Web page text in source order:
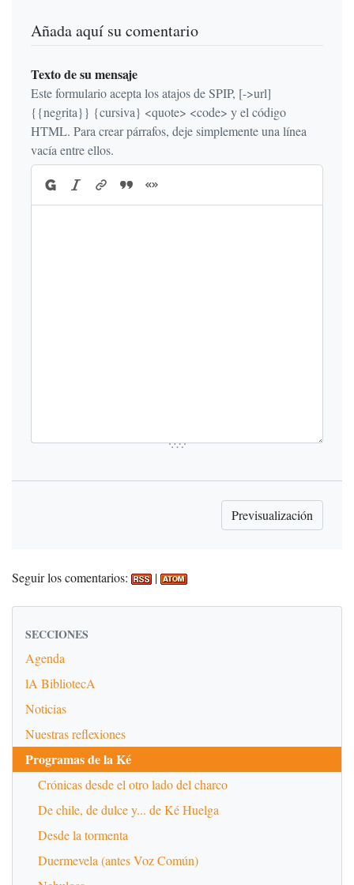
Añada aquí su comentario
Texto de su mensaje
Este formulario acepta los atajos de SPIP, [->url]
{{negrita}} {cursiva} <quote> <code> y el código
HTML. Para crear párrafos, deje simplemente una línea
vacía entre ellos.
Seguir los comentarios: |
SECCIONES
Agenda
lA BibliotecA
Noticias
Nuestras reflexiones
Programas de la Ké
Crónicas desde el otro lado del charco
De chile, de dulce y... de Ké Huelga
Desde la tormenta
Duermevela (antes Voz Común)